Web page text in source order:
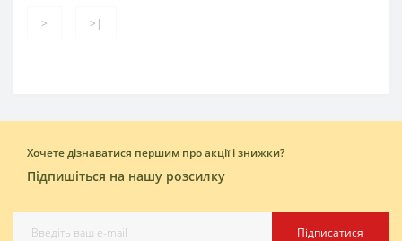
> >|
Хочете дізнаватися першим про акції і знижки?
Підпишіться на нашу розсилку
Підписатися